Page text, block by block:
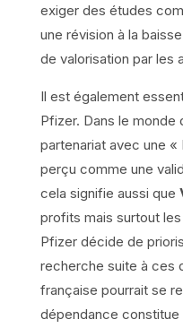
exiger des études
une révision à la
de valorisation par les
Il est également
Pfizer. Dans le monde
partenariat avec une
perçu comme une
cela signifie aussi que
profits mais surtout
Pfizer décide de
recherche suite à ces
française pourrait se
dépendance constitue